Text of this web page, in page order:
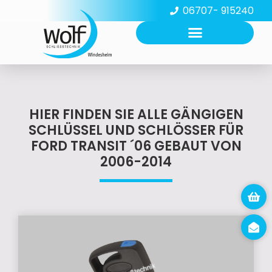
06707- 915240
HIER FINDEN SIE ALLE GÄNGIGEN
SCHLÜSSEL UND SCHLÖSSER FÜR
FORD TRANSIT ´06 GEBAUT VON
2006-2014